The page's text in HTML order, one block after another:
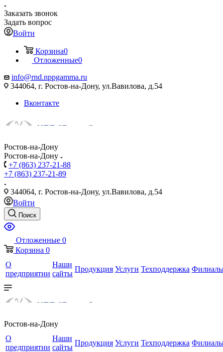
Заказать звонок
Задать вопрос
Войти
Корзина0
Отложенные0
info@rnd.nppgamma.ru
344064, г. Ростов-на-Дону, ул.Вавилова, д.54
Вконтакте
Ростов-на-Дону
Ростов-на-Дону
+7 (863) 237-21-88
+7 (863) 237-21-89
344064, г. Ростов-на-Дону, ул.Вавилова, д.54
Войти
Поиск
Отложенные 0
Корзина 0
О
предприятии
Наши
сайты
Продукция Услуги Техподдержка
Ростов-на-Дону
О
предприятии
Наши
сайты
Продукция Услуги Техподдержка